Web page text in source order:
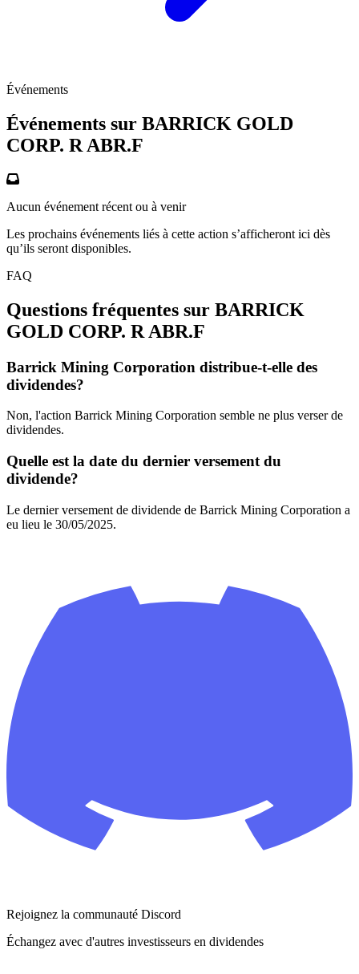
Événements
Événements sur BARRICK GOLD
CORP. R ABR.F
Aucun événement récent ou à venir
Les prochains événements liés à cette action s’afficheront ici dès
qu’ils seront disponibles.
FAQ
Questions fréquentes sur BARRICK
GOLD CORP. R ABR.F
Barrick Mining Corporation distribue-t-elle des
dividendes?
Non, l'action Barrick Mining Corporation semble ne plus verser de
dividendes.
Quelle est la date du dernier versement du
dividende?
Le dernier versement de dividende de Barrick Mining Corporation a
eu lieu le 30/05/2025.
Rejoignez la communauté Discord
Échangez avec d'autres investisseurs en dividendes